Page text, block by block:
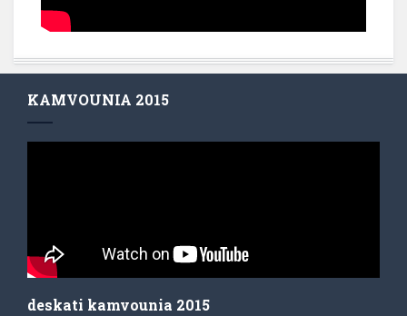
KAMVOUNIA 2015
deskati kamvounia 2015